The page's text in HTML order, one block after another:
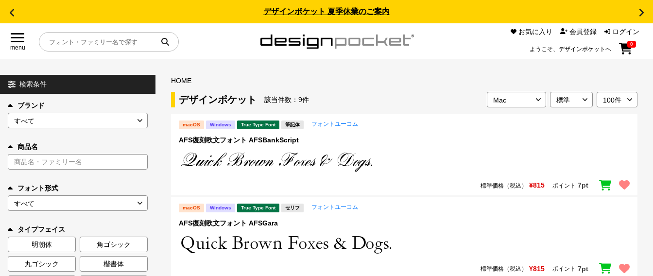
デザインポケット 夏季休業のご案内
menu
お気に入り 会員登録 ログイン
ようこそ、デザインポケットへ
0
目的別フォントガイド
特集
年間ライセンス商品
キャンペーン一覧
カート 0
検索条件
ブランド
商品名
フォント形式
タイプフェイス
明朝体
角ゴシック
丸ゴシック 楷書体
HOME
デザインポケット 該当件数： 9件
macOS Windows True Type Font 筆記体 フォントユーコム
AFS復刻欧文フォント AFSBankScript
標準価格（税込） ¥815 ポイント 7pt
macOS Windows True Type Font セリフ フォントユーコム
AFS復刻欧文フォント AFSGara
標準価格（税込） ¥815 ポイント 7pt